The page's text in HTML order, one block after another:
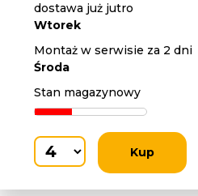
dostawa już jutro
Wtorek
Montaż w serwisie za 2 dni
Środa
Stan magazynowy
Kup